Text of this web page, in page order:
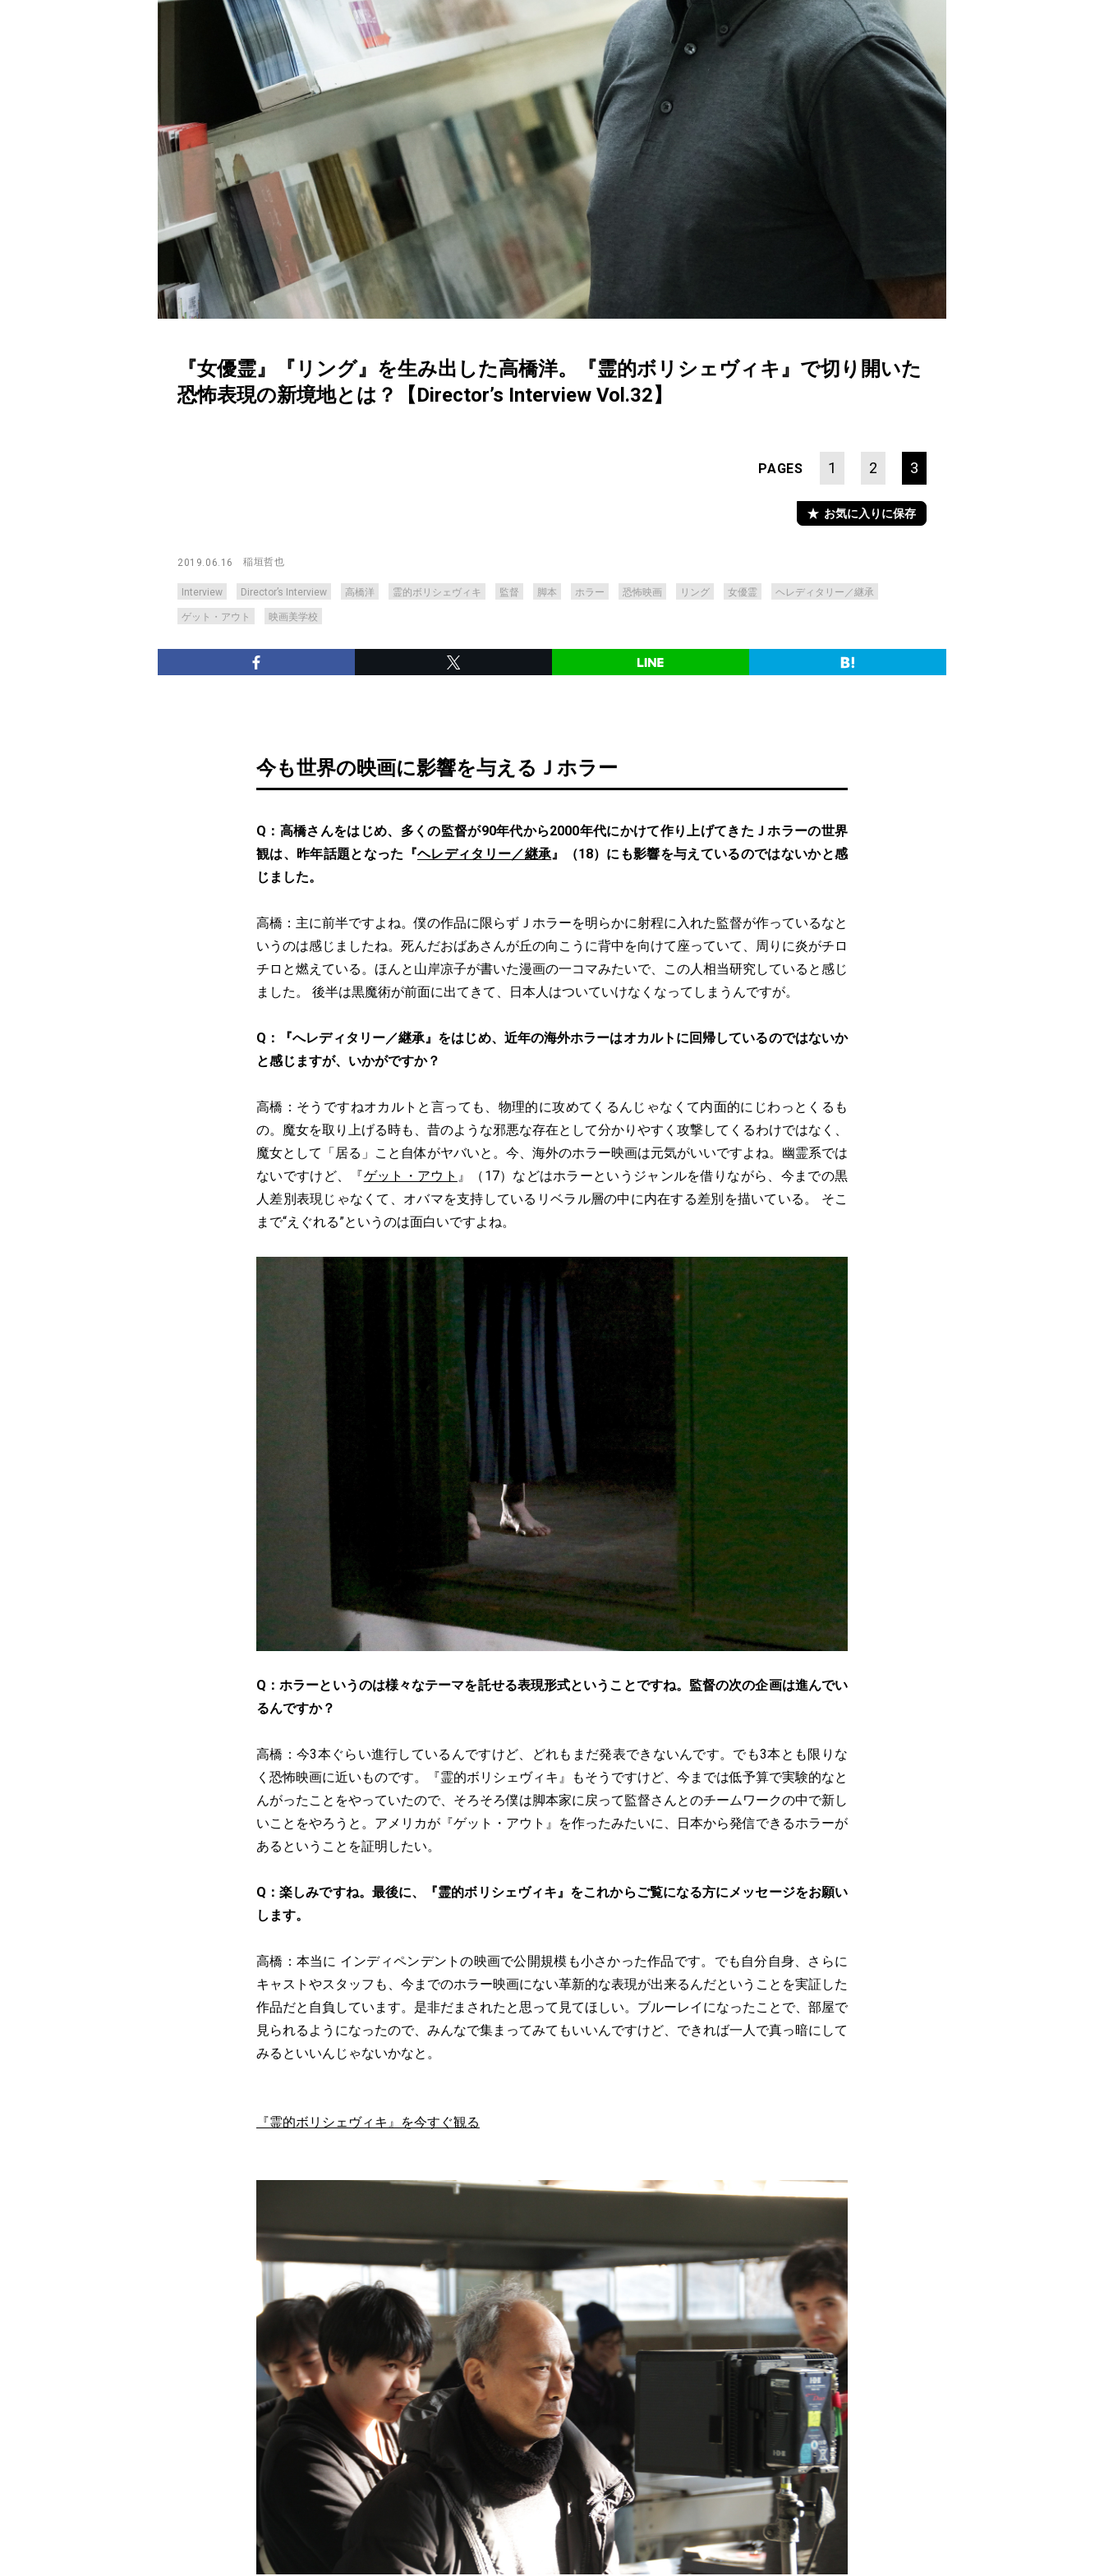
『女優霊』『リング』を生み出した高橋洋。『霊的ボリシェヴィキ』で切り開いた
恐怖表現の新境地とは？【Director’s Interview Vol.32】
PAGES 1 2 3
お気に入りに保存
2019.06.16 稲垣哲也
Interview Director’s Interview 高橋洋 霊的ボリシェヴィキ 監督 脚本 ホラー 恐怖映画 リング 女優霊 ヘレディタリー／継承
ゲット・アウト 映画美学校
今も世界の映画に影響を与えるＪホラー
Q：高橋さんをはじめ、多くの監督が90年代から2000年代にかけて作り上げてきたＪホラーの世界
観は、昨年話題となった『ヘレディタリー／継承』（18）にも影響を与えているのではないかと感
じました。
高橋：主に前半ですよね。僕の作品に限らずＪホラーを明らかに射程に入れた監督が作っているなと
いうのは感じましたね。死んだおばあさんが丘の向こうに背中を向けて座っていて、周りに炎がチロ
チロと燃えている。ほんと山岸凉子が書いた漫画の一コマみたいで、この人相当研究していると感じ
ました。 後半は黒魔術が前面に出てきて、日本人はついていけなくなってしまうんですが。
Q：『へレディタリー／継承』をはじめ、近年の海外ホラーはオカルトに回帰しているのではないか
と感じますが、いかがですか？
高橋：そうですねオカルトと言っても、物理的に攻めてくるんじゃなくて内面的にじわっとくるも
の。魔女を取り上げる時も、昔のような邪悪な存在として分かりやすく攻撃してくるわけではなく、
魔女として「居る」こと自体がヤバいと。今、海外のホラー映画は元気がいいですよね。幽霊系では
ないですけど、『ゲット・アウト 』（17）などはホラーというジャンルを借りながら、今までの黒
人差別表現じゃなくて、オバマを支持しているリベラル層の中に内在する差別を描いている。 そこ
まで“えぐれる”というのは面白いですよね。
Q：ホラーというのは様々なテーマを託せる表現形式ということですね。監督の次の企画は進んでい
るんですか？
高橋：今3本ぐらい進行しているんですけど、どれもまだ発表できないんです。でも3本とも限りな
く恐怖映画に近いものです。『霊的ボリシェヴィキ』もそうですけど、今までは低予算で実験的なと
んがったことをやっていたので、そろそろ僕は脚本家に戻って監督さんとのチームワークの中で新し
いことをやろうと。アメリカが『ゲット・アウト』を作ったみたいに、日本から発信できるホラーが
あるということを証明したい。
Q：楽しみですね。最後に、『霊的ボリシェヴィキ』をこれからご覧になる方にメッセージをお願い
します。
高橋：本当に インディペンデントの映画で公開規模も小さかった作品です。でも自分自身、さらに
キャストやスタッフも、今までのホラー映画にない革新的な表現が出来るんだということを実証した
作品だと自負しています。是非だまされたと思って見てほしい。ブルーレイになったことで、部屋で
見られるようになったので、みんなで集まってみてもいいんですけど、できれば一人で真っ暗にして
みるといいんじゃないかなと。
『霊的ボリシェヴィキ』を今すぐ観る